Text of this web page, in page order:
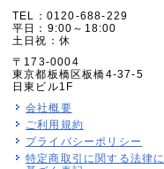
TEL：0120-688-229
平日：9:00～18:00
土日祝：休
〒173-0004
東京都板橋区板橋4-37-5
日東ビル1F
会社概要
ご利用規約
プライバシーポリシー
特定商取引に関する法律に